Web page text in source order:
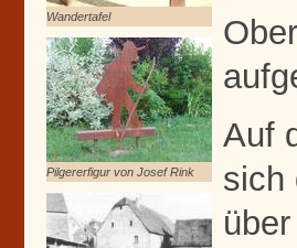
Wandertafel
Pilgererfigur von Josef Rink
Auf
sich